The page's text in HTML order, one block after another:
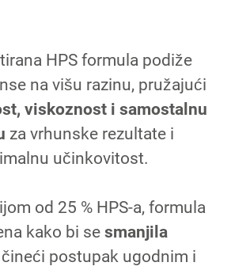
HPS formula podiže
na višu razinu, pružajući
viskoznost i samostalnu
za vrhunske rezultate i
učinkovitost.
od 25 % HPS-a, formula
kako bi se smanjila
čineći postupak ugodnim i